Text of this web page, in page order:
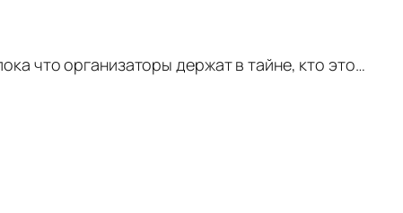
что организаторы держат в тайне, кто это…